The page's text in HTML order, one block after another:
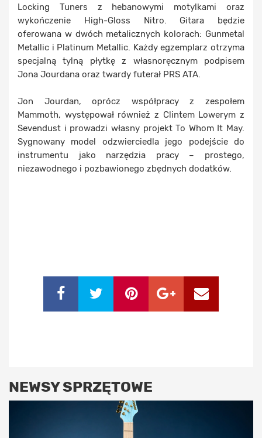
Locking Tuners z hebanowymi motylkami oraz
wykończenie High-Gloss Nitro. Gitara będzie
oferowana w dwóch metalicznych kolorach: Gunmetal
Metallic i Platinum Metallic. Każdy egzemplarz otrzyma
specjalną tylną płytkę z własnoręcznym podpisem
Jona Jourdana oraz twardy futerał PRS ATA.
Jon Jourdan, oprócz współpracy z zespołem
Mammoth, występował również z Clintem Lowerym z
Sevendust i prowadzi własny projekt To Whom It May.
Sygnowany model odzwierciedla jego podejście do
instrumentu jako narzędzia pracy – prostego,
niezawodnego i pozbawionego zbędnych dodatków.
NEWSY SPRZĘTOWE